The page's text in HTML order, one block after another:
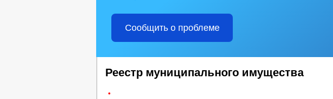
Сообщить о проблеме
Реестр муниципального имущества